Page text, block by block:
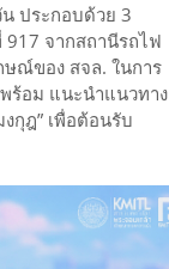
น ประกอบด้วย 3
917 จากสถานีรถไฟ
ษณ์ของ สจล. ในการ
ร้อม แนะนำแนวทาง
กุฎ” เพื่อต้อนรับ